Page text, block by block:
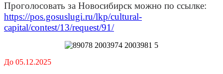
Проголосовать за Новосибирск можно по ссылке:
https://pos.gosuslugi.ru/lkp/cultural-
capital/contest/13/request/91/
До 05.12.2025